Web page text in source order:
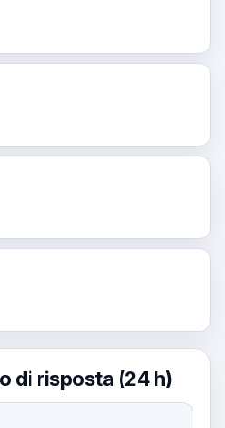
di risposta (24 h)